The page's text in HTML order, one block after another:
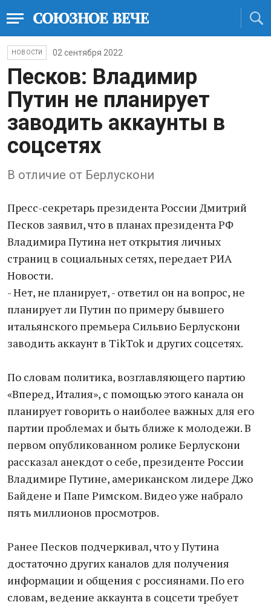
НОВОСТИ 02 сентября 2022
Песков: Владимир
Путин не планирует
заводить аккаунты в
соцсетях
В отличие от Берлускони
Пресс-секретарь президента России Дмитрий
Песков заявил, что в планах президента РФ
Владимира Путина нет открытия личных
страниц в социальных сетях, передает РИА
Новости.
- Нет, не планирует, - ответил он на вопрос, не
планирует ли Путин по примеру бывшего
итальянского премьера Сильвио Берлускони
заводить аккаунт в TikTok и других соцсетях.
По словам политика, возглавляющего партию
«Вперед, Италия», с помощью этого канала он
планирует говорить о наиболее важных для его
партии проблемах и быть ближе к молодежи. В
первом опубликованном ролике Берлускони
рассказал анекдот о себе, президенте России
Владимире Путине, американском лидере Джо
Байдене и Папе Римском. Видео уже набрало
пять миллионов просмотров.
Ранее Песков подчеркивал, что у Путина
достаточно других каналов для получения
информации и общения с россиянами. По его
словам, ведение аккаунта в соцсети требует